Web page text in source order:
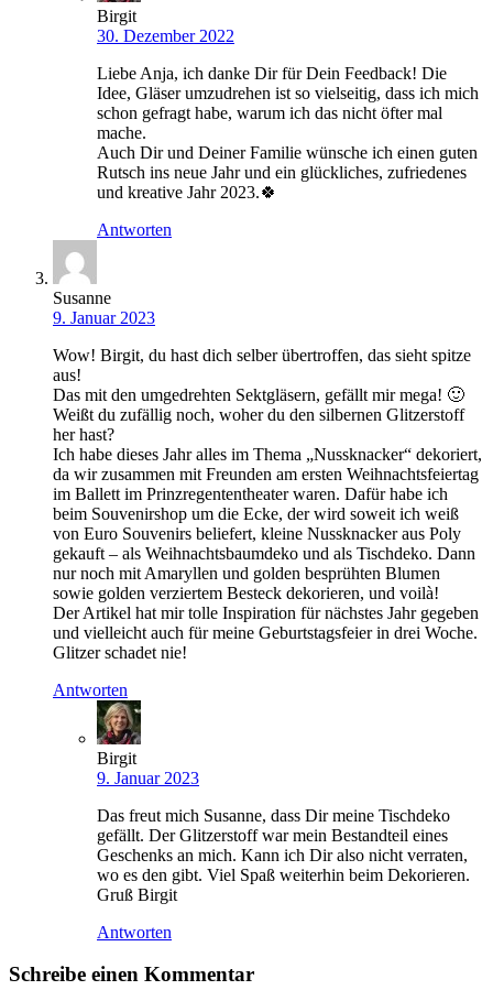
Birgit
30. Dezember 2022
Liebe Anja, ich danke Dir für Dein Feedback! Die
Idee, Gläser umzudrehen ist so vielseitig, dass ich mich
schon gefragt habe, warum ich das nicht öfter mal
mache.
Auch Dir und Deiner Familie wünsche ich einen guten
Rutsch ins neue Jahr und ein glückliches, zufriedenes
und kreative Jahr 2023.🍀
Antworten
Susanne
9. Januar 2023
Wow! Birgit, du hast dich selber übertroffen, das sieht spitze
aus!
Das mit den umgedrehten Sektgläsern, gefällt mir mega! 🙂
Weißt du zufällig noch, woher du den silbernen Glitzerstoff
her hast?
Ich habe dieses Jahr alles im Thema „Nussknacker“ dekoriert,
da wir zusammen mit Freunden am ersten Weihnachtsfeiertag
im Ballett im Prinzregententheater waren. Dafür habe ich
beim Souvenirshop um die Ecke, der wird soweit ich weiß
von Euro Souvenirs beliefert, kleine Nussknacker aus Poly
gekauft – als Weihnachtsbaumdeko und als Tischdeko. Dann
nur noch mit Amaryllen und golden besprühten Blumen
sowie golden verziertem Besteck dekorieren, und voilà!
Der Artikel hat mir tolle Inspiration für nächstes Jahr gegeben
und vielleicht auch für meine Geburtstagsfeier in drei Woche.
Glitzer schadet nie!
Antworten
Birgit
9. Januar 2023
Das freut mich Susanne, dass Dir meine Tischdeko
gefällt. Der Glitzerstoff war mein Bestandteil eines
Geschenks an mich. Kann ich Dir also nicht verraten,
wo es den gibt. Viel Spaß weiterhin beim Dekorieren.
Gruß Birgit
Antworten
Schreibe einen Kommentar